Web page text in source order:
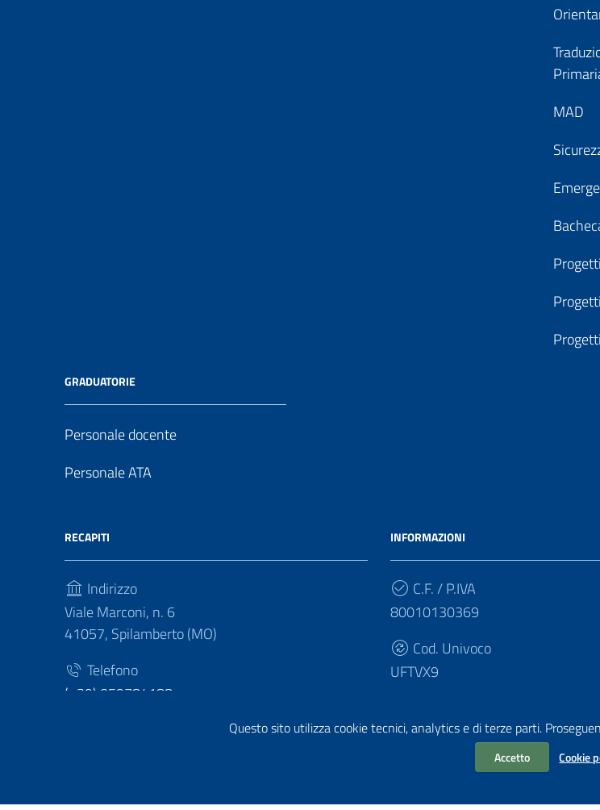
Questo sito utilizza cookie tecnici, analytics e di terze parti.
Accetto Cookie
MAD
GRADUATORIE
Personale docente
Personale ATA
RECAPITI
Indirizzo
Viale Marconi, n. 6
41057, Spilamberto (MO)
Telefono
(+39) 059784188
INFORMAZIONI
C.F. / P.IVA
80010130369
Cod. Univoco
UFTVX9